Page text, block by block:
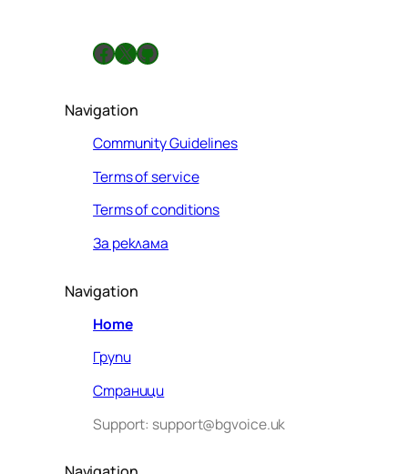
Facebook X GitHub
Navigation
Community Guidelines
Terms of service
Terms of conditions
За реклама
Navigation
Home
Групи
Страници
Support: support@bgvoice.uk